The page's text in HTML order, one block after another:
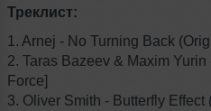
Треклист:
1. Arnej - No Turning Back
2. Taras Bazeev & Maxim
Force]
3. Oliver Smith - Butterfly